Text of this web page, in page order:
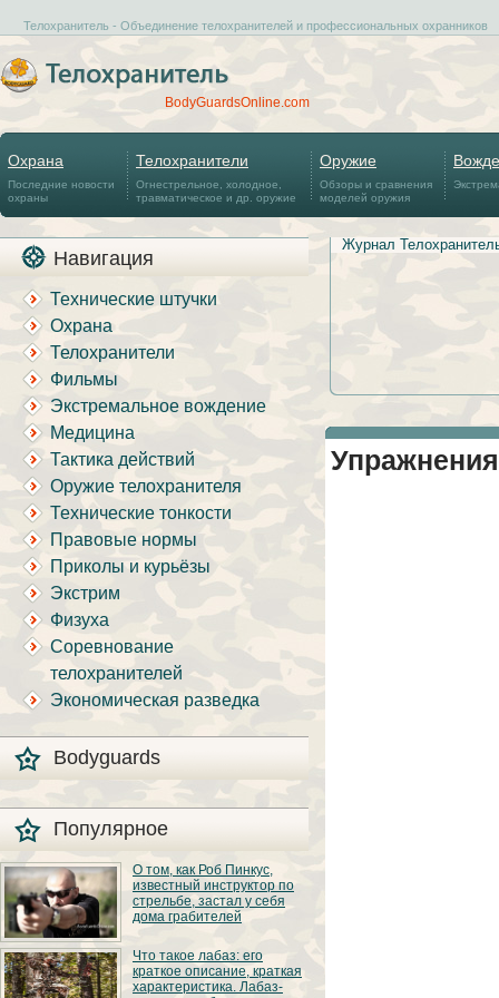
Телохранитель - Объединение телохранителей и профессиональных охранников
BodyGuardsOnline.com
Охрана
Последние новости
охраны
Телохранители
Огнестрельное, холодное,
травматическое и др. оружие
Оружие
Обзоры и сравнения
моделей оружия
Навигация
Технические штучки
Охрана
Телохранители
Фильмы
Экстремальное вождение
Медицина
Тактика действий
Оружие телохранителя
Технические тонкости
Правовые нормы
Приколы и курьёзы
Экстрим
Физуха
Соревнование
телохранителей
Экономическая разведка
Bodyguards
Популярное
О том, как Роб Пинкус,
известный инструктор по
стрельбе, застал у себя
дома грабителей
Вот вы всё говорите:
«В США круто, там
можно любого
постороннего в своём
Что такое лабаз: его
краткое описание, краткая
характеристика. Лабаз-
Журнал